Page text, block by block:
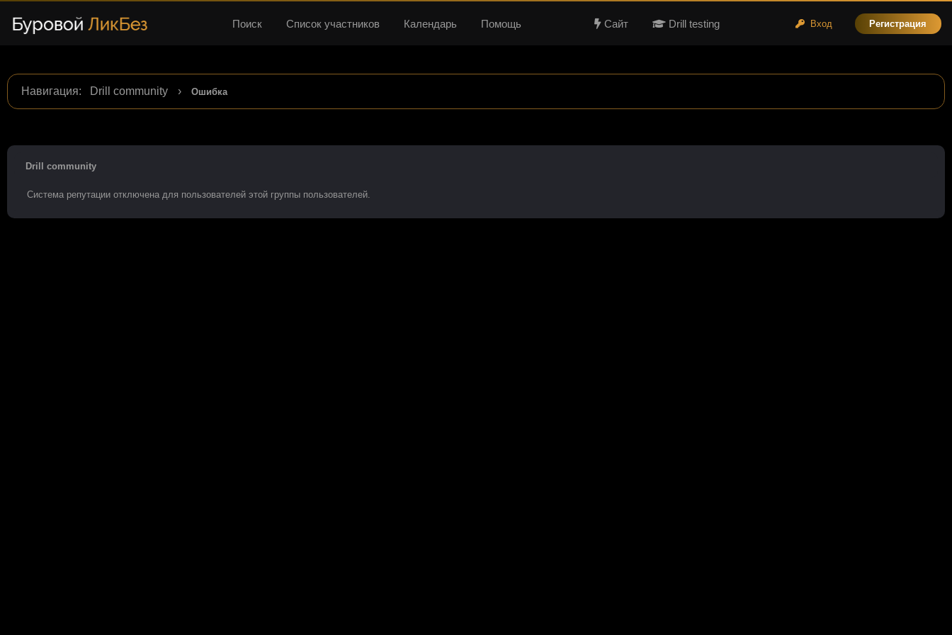
Вход Регистрация
Поиск Список участников Календарь Помощь Сайт Drill testing
Навигация: Drill community › Ошибка
Drill community
Система репутации отключена для пользователей этой группы пользователей.